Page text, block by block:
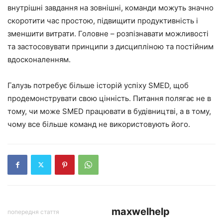
внутрішні завдання на зовнішні, команди можуть значно
скоротити час простою, підвищити продуктивність і
зменшити витрати. Головне – розпізнавати можливості
та застосовувати принципи з дисципліною та постійним
вдосконаленням.
Галузь потребує більше історій успіху SMED, щоб
продемонструвати свою цінність. Питання полягає не в
тому, чи може SMED працювати в будівництві, а в тому,
чому все більше команд не використовують його.
попередня стаття maxwelhelp